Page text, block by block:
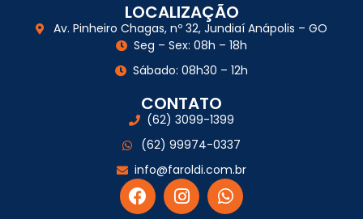
LOCALIZAÇÃO
Av. Pinheiro Chagas, nº 32, Jundiaí Anápolis – GO
Seg – Sex: 08h – 18h
Sábado: 08h30 – 12h
CONTATO
(62) 3099-1399
(62) 99974-0337
info@faroldi.com.br